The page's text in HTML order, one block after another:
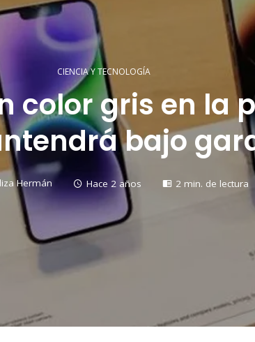
CIENCIA Y TECNOLOGÍA
color gris en la
bajo
Hermán Hace 2 años 2 min. de lectura